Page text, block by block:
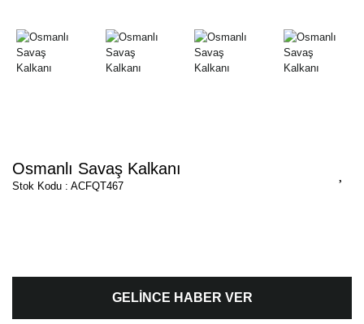
Osmanlı Savaş Kalkanı
Stok Kodu : ACFQT467
GELİNCE HABER VER